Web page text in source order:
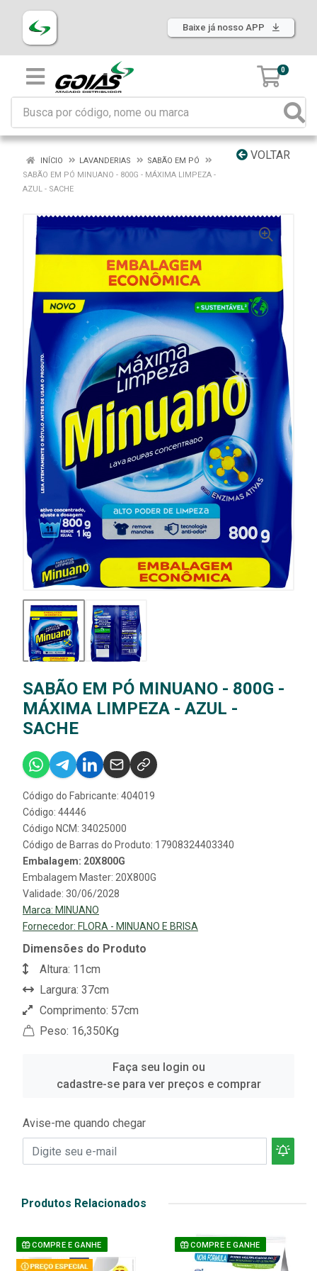
Baixe já nosso APP
0
VOLTAR
INÍCIO LAVANDERIAS
SABÃO EM PÓ
SABÃO EM PÓ MINUANO - 800G - MÁXIMA LIMPEZA -
AZUL - SACHE
SABÃO EM PÓ MINUANO - 800G -
MÁXIMA LIMPEZA - AZUL -
SACHE
Código do Fabricante: 404019
Código: 44446
Código NCM: 34025000
Código de Barras do Produto: 17908324403340
Embalagem: 20X800G
Embalagem Master: 20X800G
Validade: 30/06/2028
Marca: MINUANO
Fornecedor: FLORA - MINUANO E BRISA
Dimensões do Produto
Altura: 11cm
Largura: 37cm
Comprimento: 57cm
Peso: 16,350Kg
Faça seu login ou
cadastre-se para ver preços e comprar
Avise-me quando chegar
Produtos Relacionados
COMPRE E GANHE COMPRE E GANHE